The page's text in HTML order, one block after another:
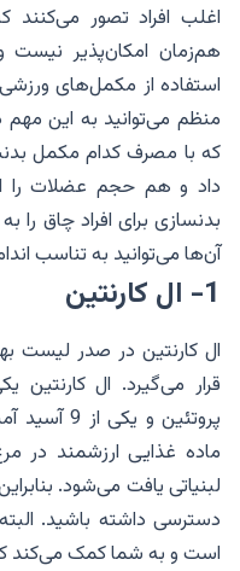
اغلب افراد تصور
هم‌زمان امکان‌پذیر نیست
استفاده از مکمل‌های
منظم می‌توانید به این
که با مصرف کدام مکمل
داد و هم حجم عضلات را
بدنسازی برای افراد چاق
آن‌ها می‌توانید به تناسب
1- ال کارنتین
ال کارنتین در صدر لیست
پروتئین و
ماده غذایی ارزشمند در
لبنیاتی یافت می‌شود.
دسترسی داشته باشید.
است و به شما کمک می‌کند